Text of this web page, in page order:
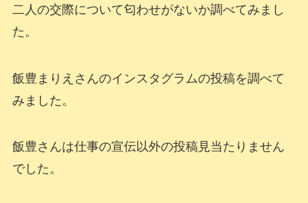
二人の交際について匂わせがないか調べてみまし
た。
飯豊まりえさんのインスタグラムの投稿を調べて
みました。
飯豊さんは仕事の宣伝以外の投稿見当たりません
でした。